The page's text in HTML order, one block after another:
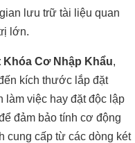
lưu trữ tài liệu quan
lớn.
Khóa Cơ Nhập Khẩu,
kích thước lắp đặt
làm việc hay đặt độc lập
đảm bảo tính cơ động
cung cấp từ các dòng két